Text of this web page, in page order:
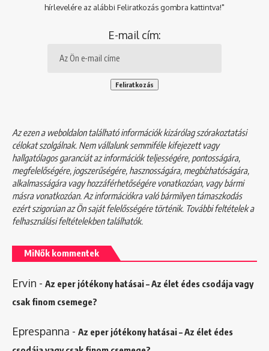
hírlevelére az alábbi Feliratkozás gombra kattintva!"
E-mail cím:
Az ezen a weboldalon található információk kizárólag szórakoztatási
célokat szolgálnak. Nem vállalunk semmiféle kifejezett vagy
hallgatólagos garanciát az információk teljességére, pontosságára,
megfelelőségére, jogszerűségére, hasznosságára, megbízhatóságára,
alkalmasságára vagy hozzáférhetőségére vonatkozóan, vagy bármi
másra vonatkozóan. Az információkra való bármilyen támaszkodás
ezért szigorúan az Ön saját felelősségére történik. További feltételek a
felhasználási feltételekbentalálhatók.
MiNők kommentek
Ervin - Az eper jótékony hatásai – Az élet édes csodája vagy
csak finom csemege?
Eprespanna - Az eper jótékony hatásai – Az élet édes